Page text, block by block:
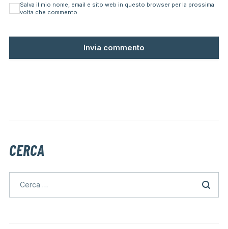
Salva il mio nome, email e sito web in questo browser per la prossima
volta che commento.
CERCA